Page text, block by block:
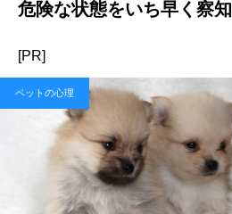
危険な状態をいち早く察知
[PR]
ペットの心理